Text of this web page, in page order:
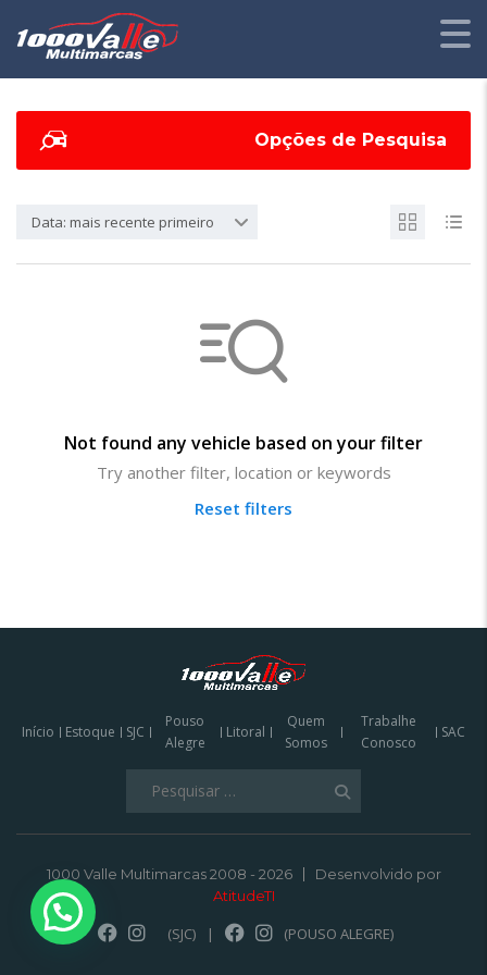
Opções de Pesquisa
Data: mais recente primeiro
Not found any vehicle based on your filter
Try another filter, location or keywords
Reset filters
Início Estoque SJC
Pouso
Alegre
Litoral
Quem
Somos
Trabalhe
Conosco
SAC
1000 Valle Multimarcas 2008 - 2026
Desenvolvido por
AtitudeTI
(SJC) | (POUSO ALEGRE)